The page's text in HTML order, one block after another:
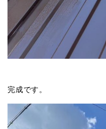
完成です。